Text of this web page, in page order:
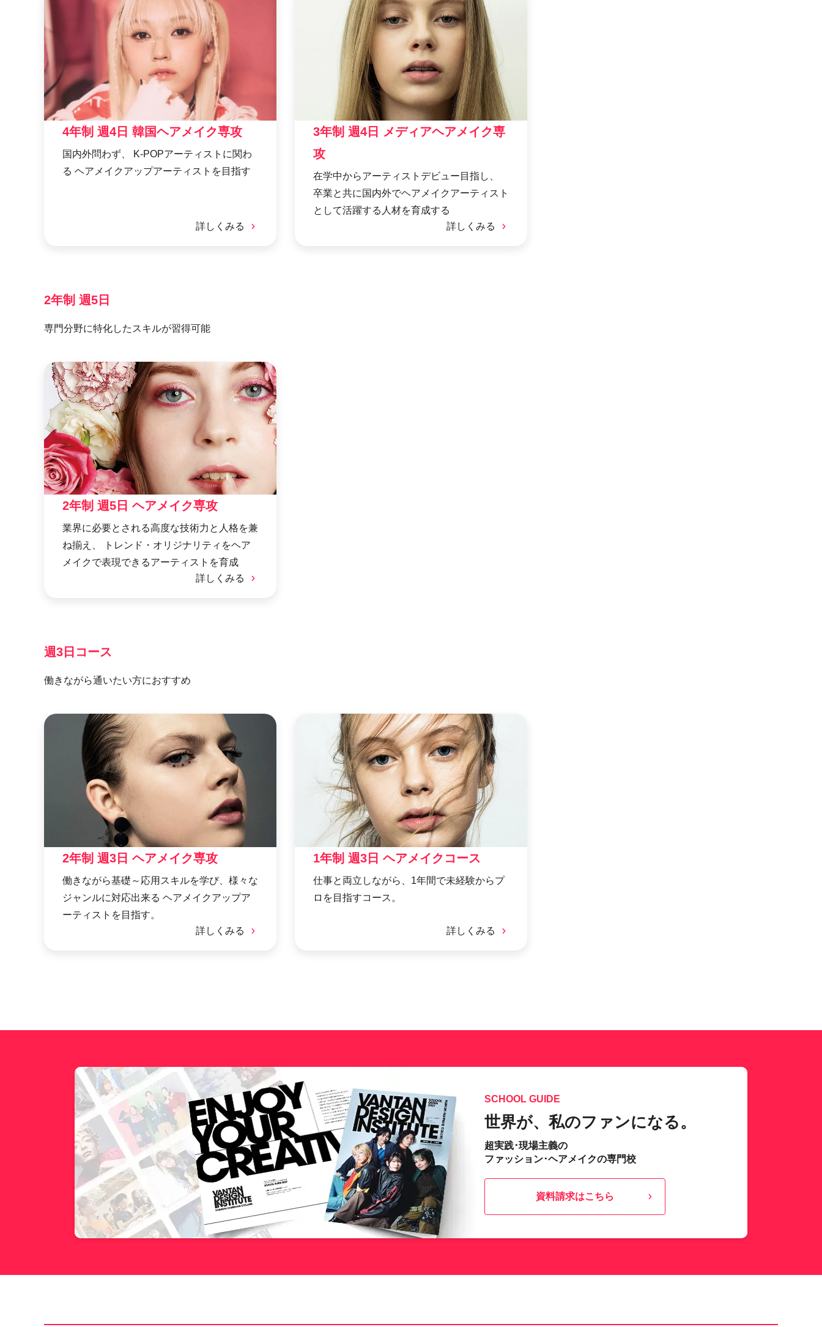
4年制 週4日 韓国ヘアメイク専攻
国内外問わず、 K-POPアーティストに関わ
る ヘアメイクアップアーティストを目指す
詳しくみる
3年制 週4日 メディアヘアメイク専
攻
在学中からアーティストデビュー目指し、
卒業と共に国内外でヘアメイクアーティスト
として活躍する人材を育成する
詳しくみる
2年制 週5日
専門分野に特化したスキルが習得可能
2年制 週5日 ヘアメイク専攻
業界に必要とされる高度な技術力と人格を兼
ね揃え、 トレンド・オリジナリティをヘア
メイクで表現できるアーティストを育成
詳しくみる
週3日コース
働きながら通いたい方におすすめ
2年制 週3日 ヘアメイク専攻
働きながら基礎～応用スキルを学び、様々な
ジャンルに対応出来る ヘアメイクアップア
ーティストを目指す。
詳しくみる
1年制 週3日 ヘアメイクコース
仕事と両立しながら、1年間で未経験からプ
ロを目指すコース。
詳しくみる
SCHOOL GUIDE
世界が、私のファンになる。
超実践･現場主義の
ファッション･ヘアメイクの専門校
資料請求はこちら